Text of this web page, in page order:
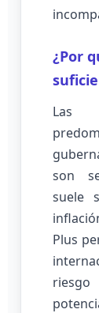
¿Por
Las
son
suele
Plus